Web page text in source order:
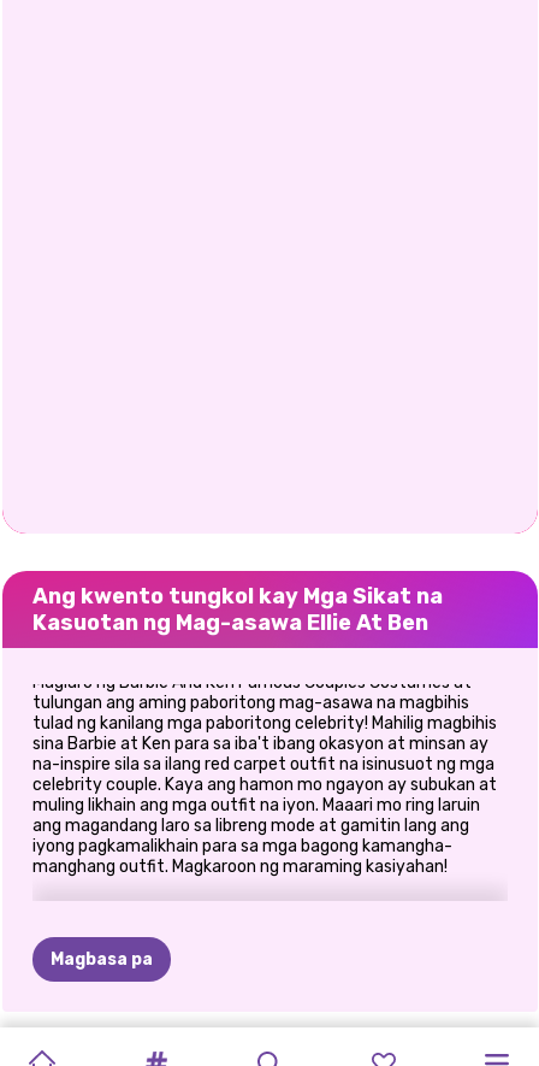
Ang kwento tungkol kay Mga Sikat na
Kasuotan ng Mag-asawa Ellie At Ben
Maglaro ng Barbie And Ken Famous Couples Costumes at
tulungan ang aming paboritong mag-asawa na magbihis
tulad ng kanilang mga paboritong celebrity! Mahilig magbihis
sina Barbie at Ken para sa iba't ibang okasyon at minsan ay
na-inspire sila sa ilang red carpet outfit na isinusuot ng mga
celebrity couple. Kaya ang hamon mo ngayon ay subukan at
muling likhain ang mga outfit na iyon. Maaari mo ring laruin
ang magandang laro sa libreng mode at gamitin lang ang
iyong pagkamalikhain para sa mga bagong kamangha-
manghang outfit. Magkaroon ng maraming kasiyahan!
Magbasa pa
GOLDIE
ELLIE PRINCESS
MGA